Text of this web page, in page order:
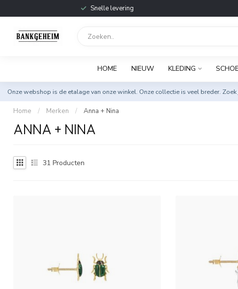
Snelle levering
HOME NIEUW KLEDING
Onze webshop is de etalage van onze winkel. Onze collectie is veel breder.
Home / Merken / Anna + Nina
ANNA + NINA
31 Producten